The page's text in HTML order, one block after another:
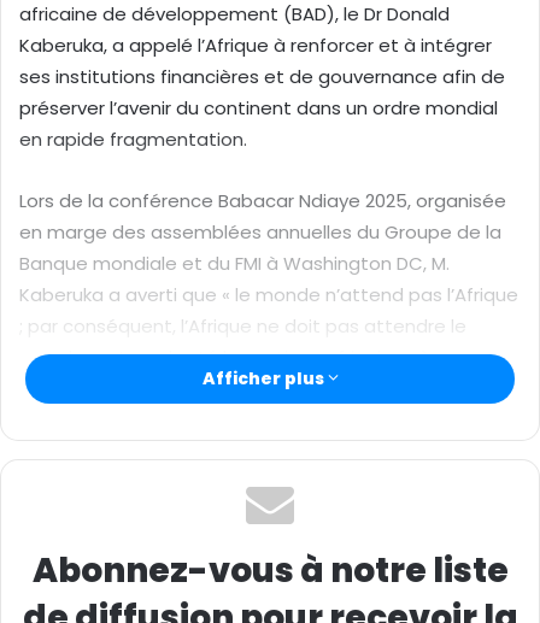
n
c
o
u
r
i
e
l
africaine de développement (BAD), le Dr Donald
Kaberuka, a appelé l’Afrique à renforcer et à intégrer
ses institutions financières et de gouvernance afin de
préserver l’avenir du continent dans un ordre mondial
en rapide fragmentation.
Lors de la conférence Babacar Ndiaye 2025, organisée
en marge des assemblées annuelles du Groupe de la
Banque mondiale et du FMI à Washington DC, M.
Kaberuka a averti que « le monde n’attend pas l’Afrique
; par conséquent, l’Afrique ne doit pas attendre le
monde », et a exhorté les nations africaines à
s’approprier leur programme de développement grâce
Réfléchissant aux changements de pouvoir à l’échelle
mondiale, M. Kaberuka a souligné le retour du
étroits, la fin de l’ère de l’aide, l’affaiblissement des
institutions mondiales et l’érosion du multilatéralisme
Afficher plus
Abonnez-vous à notre liste